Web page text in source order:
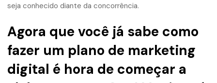
seja conhecido diante da concorrência.
Agora que você já sabe como
fazer um plano de marketing
digital é hora de começar a